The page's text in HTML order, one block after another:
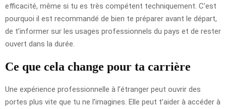
efficacité, même si tu es très compétent techniquement. C’est
pourquoi il est recommandé de bien te préparer avant le départ,
de t’informer sur les usages professionnels du pays et de rester
ouvert dans la durée.
Ce que cela change pour ta carrière
Une expérience professionnelle à l’étranger peut ouvrir des
portes plus vite que tu ne l’imagines. Elle peut t’aider à accéder à